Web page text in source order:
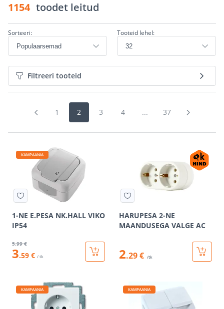
1154 toodet leitud
Sorteeri: Tooteid lehel:
Filtreeri tooteid
1 2 3 4 ... 37
KAMPAANIA
1-NE E.PESA NK.HALL VIKO
IP54
5.99 €
3.59 € / tk
HARUPESA 2-NE
MAANDUSEGA VALGE AC
2.29 € /tk
KAMPAANIA KAMPAANIA